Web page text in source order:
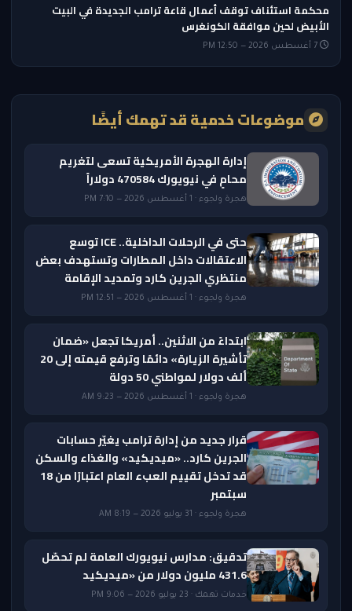
محكمة استئناف توقف أعمال قاعة ترامب الجديدة في البيت
الأبيض لحين موافقة الكونغرس
موضوعات خدمية قد تهمك أيضًا
إدارة الهجرة الأمريكية تسعى لتغريم
محامٍ في نيويورك 470584 دولاراً
هجرة ولجوء · 1 أغسطس 2026 — 7:10 PM
حتى في الرحلات الداخلية.. ICE توسع
الاعتقالات داخل المطارات وتستهدف بعض
منتظري الجرين كارد وتمديد الإقامة
هجرة ولجوء · 1 أغسطس 2026 — 12:51 PM
ابتداءً من الاثنين.. أمريكا تجعل «ضمان
تأشيرة الزيارة» دائمًا وترفع قيمته إلى 20
ألف دولار لمواطني 50 دولة
هجرة ولجوء · 1 أغسطس 2026 — 9:23 AM
قرار جديد من إدارة ترامب يغيّر حسابات
الجرين كارد.. «ميديكيد» والغذاء والسكن
قد تدخل تقييم العبء العام اعتبارًا من 18
سبتمبر
هجرة ولجوء · 31 يوليو 2026 — 8:19 AM
تدقيق: مدارس نيويورك العامة لم تحصّل
431.6 مليون دولار من «ميديكيد
خدمات تهمك · 23 يوليو 2026 — 9:06 PM